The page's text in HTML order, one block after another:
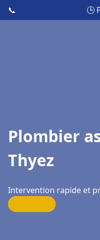
📞 🕒
Plombier
Thyez
Intervention rapide et